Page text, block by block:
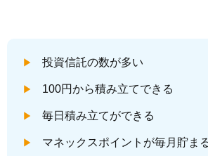
投資信託の数が多い
100円から積み立てできる
毎日積み立てができる
マネックスポイントが毎月貯ま